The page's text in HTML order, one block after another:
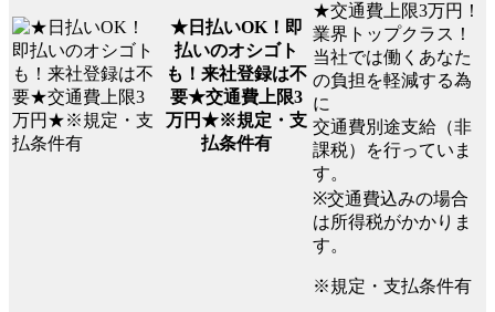
★日払いOK！即
払いのオシゴト
も！来社登録は不
要★交通費上限3
万円★※規定・支
払条件有
★交通費上限3万円！
業界トップクラス！
当社では働くあなた
の負担を軽減する為
に
交通費別途支給（非
課税）を行っていま
す。
※交通費込みの場合
は所得税がかかりま
す。
※規定・支払条件有